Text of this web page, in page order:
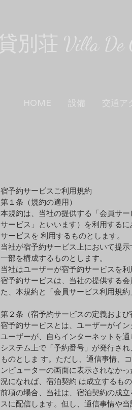
別荘 Villa De
HOME 設備 交通ア
宿予約サービスご利⽤規約
第１条（規約の適⽤）
本規約は、当社の提供する「会員サ
サービス」といいます）を利⽤する
サービスを 利⽤するものとします。
当社が宿予約サービス上において提
⼀部を構成するものとします。
当社はユーザーが宿予約サービスを
宿予約サービスは、当社の提供する
た、本規約と「会員サービス利⽤規
第２条（宿予約サービスの定義および
宿予約サービスとは、ユーザーがイ
ユーザーが、⾃らインターネットを
システム上で「予約番号」が発⾏さ
ものとしま す。ただし、通信事情、
ンピューターの画⾯に表⽰されなか
況になれば、宿泊契約 は成⽴するもの
前項の場合、当社は、宿泊契約の成
スに配信します。但し、通信事情や